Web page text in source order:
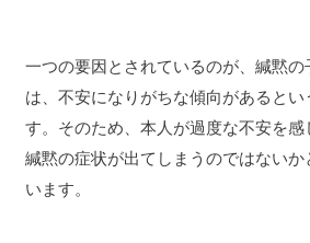
一つの要因とされているのが、緘黙の
は、不安になりがちな傾向があると
す。そのため、本人が過度な不安を感
緘黙の症状が出てしまうのではないか
います。